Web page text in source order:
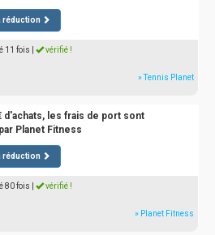
réduction
11 fois vérifié !
» Tennis Planet
d'achats, les frais de port sont
Planet Fitness
réduction
80 fois vérifié !
» Planet Fitness